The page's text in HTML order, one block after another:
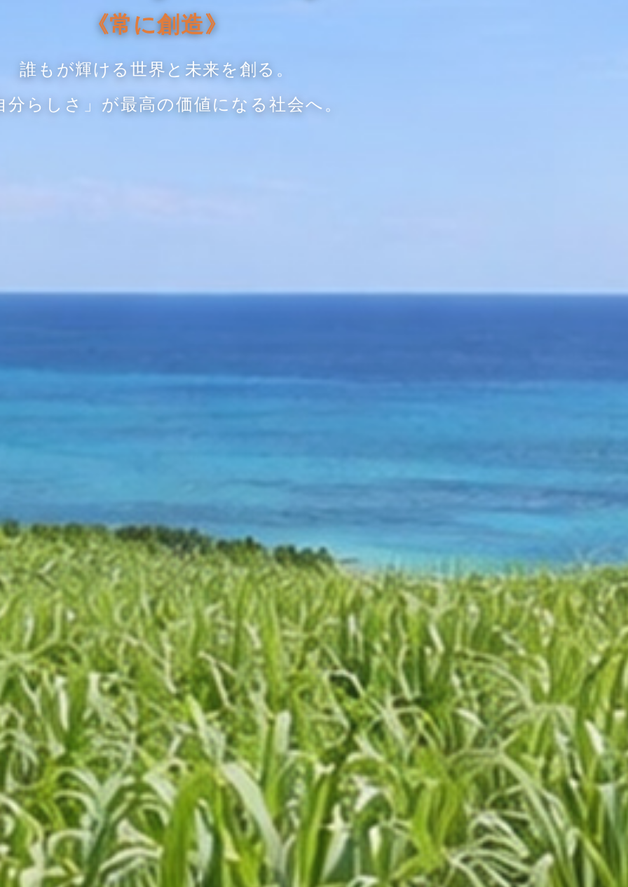
《常に創造》
誰もが輝ける世界と未来を創る。
分らしさ」が最高の価値になる社会へ。